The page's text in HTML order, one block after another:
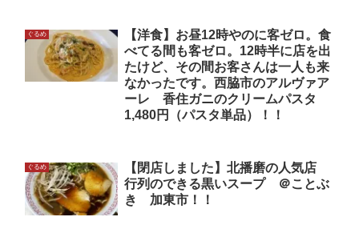
ぐるめ
【洋食】お昼12時やのに客ゼロ。食
べてる間も客ゼロ。12時半に店を出
たけど、その間お客さんは一人も来
なかったです。西脇市のアルヴァア
ーレ 香住ガニのクリームパスタ
1,480円（パスタ単品）！！
ぐるめ
【閉店しました】北播磨の人気店
行列のできる黒いスープ ＠ことぶ
き 加東市！！